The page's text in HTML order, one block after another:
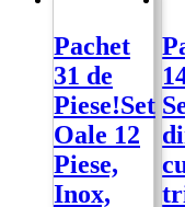
Pachet
31 de
Piese!Set
Oale 12
Piese,
Inox,